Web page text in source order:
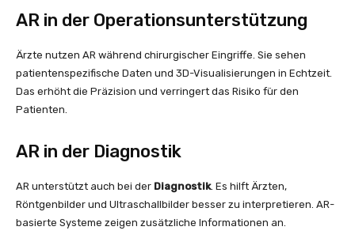
AR in der Operationsunterstützung
Ärzte nutzen AR während chirurgischer Eingriffe. Sie sehen
patientenspezifische Daten und 3D-Visualisierungen in Echtzeit.
Das erhöht die Präzision und verringert das Risiko für den
Patienten.
AR in der Diagnostik
AR unterstützt auch bei der Diagnostik. Es hilft Ärzten,
Röntgenbilder und Ultraschallbilder besser zu interpretieren. AR-
basierte Systeme zeigen zusätzliche Informationen an.